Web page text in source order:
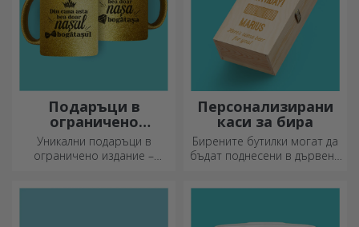
Подаръци в
ограничено
издание
Уникални подаръци в
ограничено издание –
Персонализирани
каси за бира
Бирените бутилки могат да
бъдат поднесени в дървени